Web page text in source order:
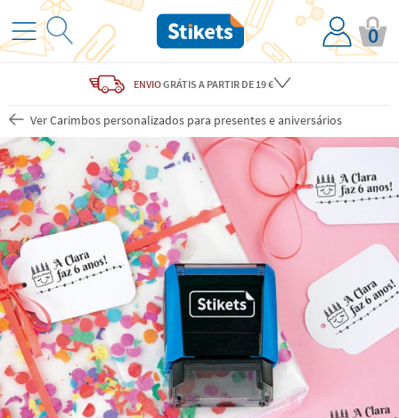
0
ENVIOGRÁTIS A PARTIR DE 19 €
Ver Carimbos personalizados para presentes e aniversários